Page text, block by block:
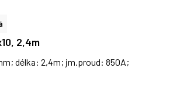
2,4m
délka: 2,4m; jm.proud: 850A;